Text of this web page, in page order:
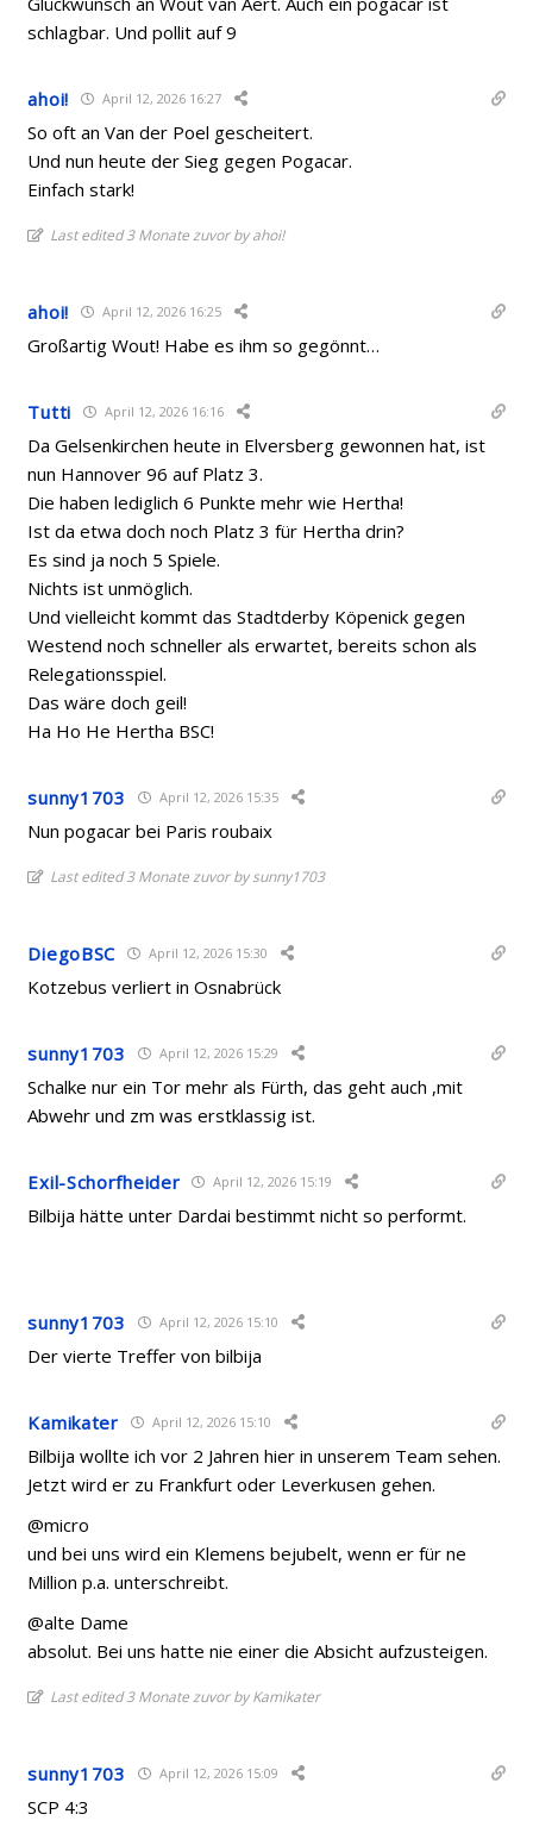
schlagbar. Und pollit auf 9
ahoi! April 12, 2026 16:27
So oft an Van der Poel gescheitert.
Und nun heute der Sieg gegen Pogacar.
Einfach stark!
Last edited 3 Monate zuvor by ahoi!
ahoi! April 12, 2026 16:25
Großartig Wout! Habe es ihm so gegönnt…
Tutti April 12, 2026 16:16
Da Gelsenkirchen heute in Elversberg gewonnen hat, ist
nun Hannover 96 auf Platz 3.
Die haben lediglich 6 Punkte mehr wie Hertha!
Ist da etwa doch noch Platz 3 für Hertha drin?
Es sind ja noch 5 Spiele.
Nichts ist unmöglich.
Und vielleicht kommt das Stadtderby Köpenick gegen
Westend noch schneller als erwartet, bereits schon als
Relegationsspiel.
Das wäre doch geil!
Ha Ho He Hertha BSC!
sunny1703 April 12, 2026 15:35
Nun pogacar bei Paris roubaix
Last edited 3 Monate zuvor by sunny1703
DiegoBSC April 12, 2026 15:30
Kotzebus verliert in Osnabrück
sunny1703 April 12, 2026 15:29
Schalke nur ein Tor mehr als Fürth, das geht auch ,mit
Abwehr und zm was erstklassig ist.
Exil-Schorfheider April 12, 2026 15:19
Bilbija hätte unter Dardai bestimmt nicht so performt.
sunny1703 April 12, 2026 15:10
Der vierte Treffer von bilbija
Kamikater April 12, 2026 15:10
Bilbija wollte ich vor 2 Jahren hier in unserem Team sehen.
Jetzt wird er zu Frankfurt oder Leverkusen gehen.
@micro
und bei uns wird ein Klemens bejubelt, wenn er für ne
Million p.a. unterschreibt.
@alte Dame
absolut. Bei uns hatte nie einer die Absicht aufzusteigen.
Last edited 3 Monate zuvor by Kamikater
sunny1703 April 12, 2026 15:09
SCP 4:3